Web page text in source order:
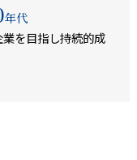
年代
を目指し持続的成